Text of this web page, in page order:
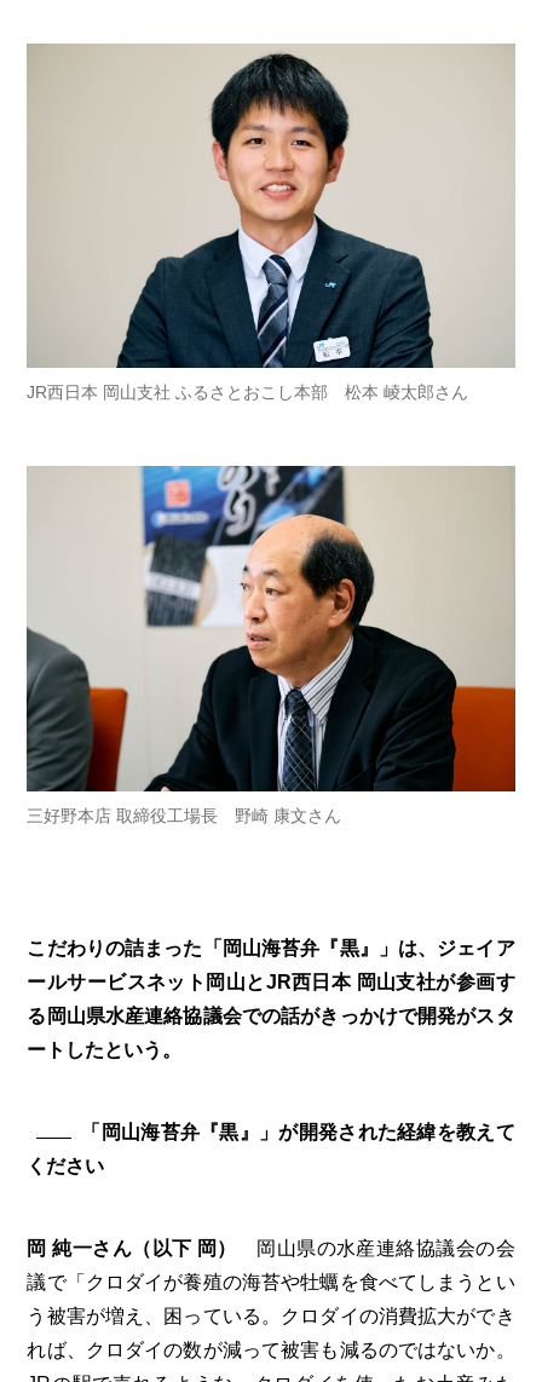
JR西日本 岡山支社 ふるさとおこし本部 松本 崚太郎さん
三好野本店 取締役工場長 野崎 康文さん
こだわりの詰まった「岡山海苔弁『黒』」は、ジェイア
ールサービスネット岡山とJR西日本 岡山支社が参画す
る岡山県水産連絡協議会での話がきっかけで開発がスタ
ートしたという。
「岡山海苔弁『黒』」が開発された経緯を教えて
ください
岡 純一さん（以下 岡）
岡山県の水産連絡協議会の会
議で「クロダイが養殖の海苔や牡蠣を食べてしまうとい
う被害が増え、困っている。クロダイの消費拡大ができ
れば、クロダイの数が減って被害も減るのではないか。